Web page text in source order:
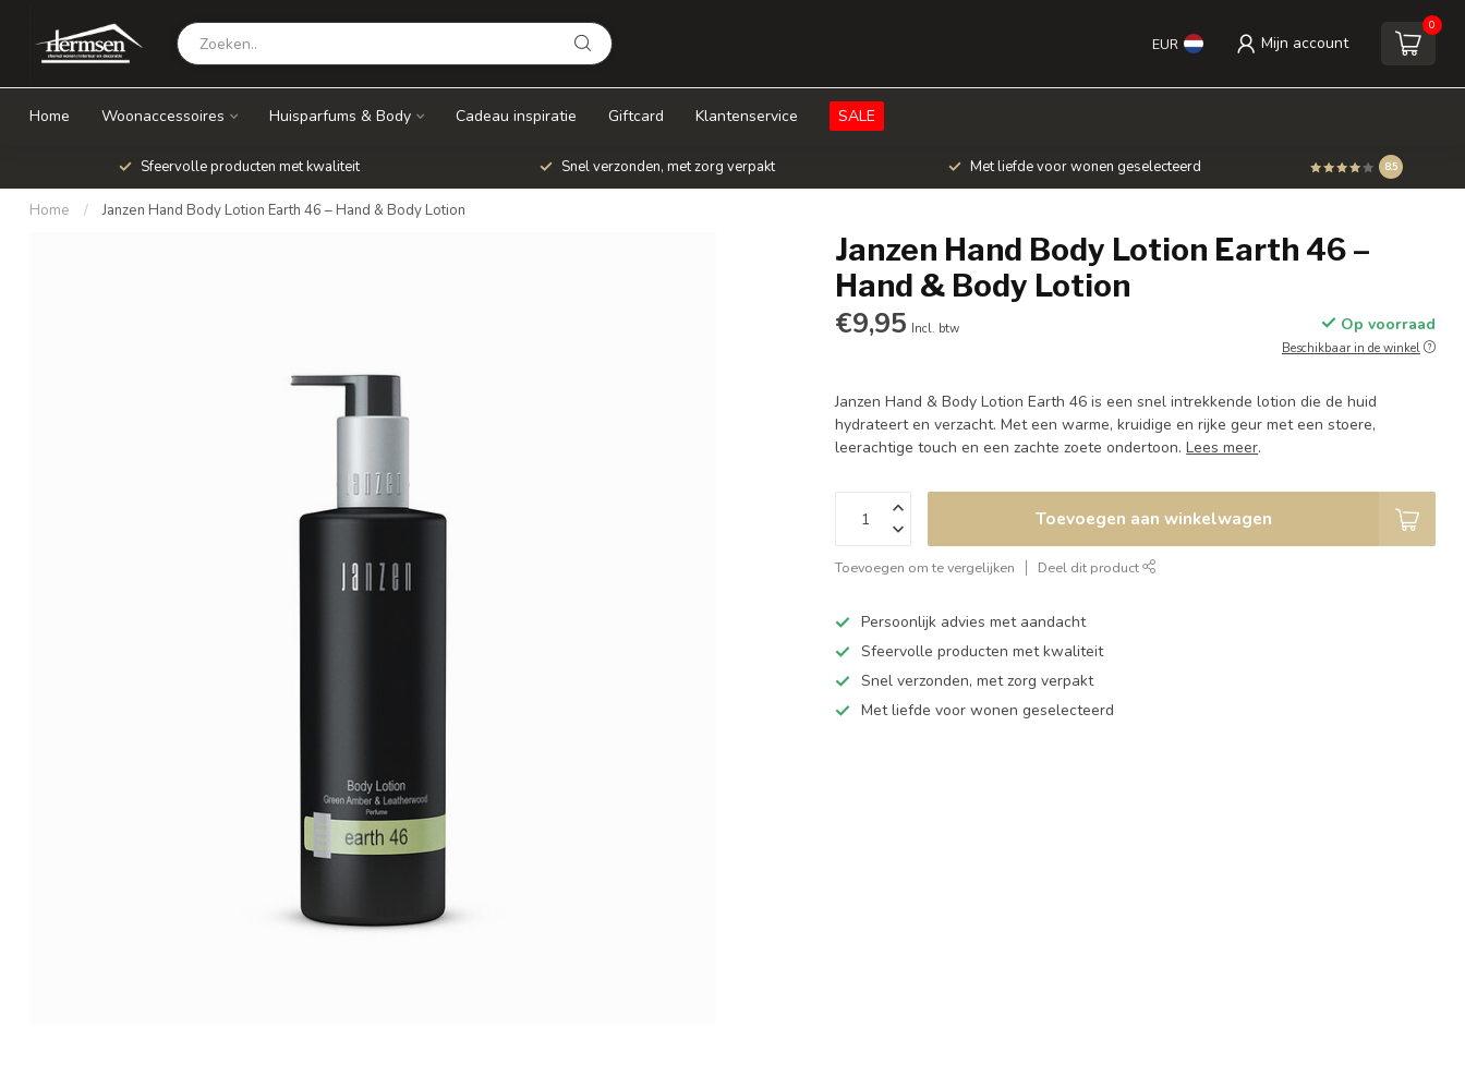
EUR Mijn account
0
Home Woonaccessoires Huisparfums & Body Cadeau inspiratie Giftcard Klantenservice SALE
Sfeervolle producten met kwaliteit Snel verzonden, met zorg verpakt Met liefde voor wonen geselecteerd 8.5
Home / Janzen Hand Body Lotion Earth 46 – Hand & Body Lotion
Janzen Hand Body Lotion Earth 46 –
Hand & Body Lotion
€9,95 Incl. btw Op voorraad
Beschikbaar in de winkel
Janzen Hand & Body Lotion Earth 46 is een snel intrekkende lotion die de huid
hydrateert en verzacht. Met een warme, kruidige en rijke geur met een stoere,
leerachtige touch en een zachte zoete ondertoon.Lees meer.
Toevoegen aan winkelwagen
Toevoegen om te vergelijken Deel dit product
Persoonlijk advies met aandacht
Sfeervolle producten met kwaliteit
Snel verzonden, met zorg verpakt
Met liefde voor wonen geselecteerd